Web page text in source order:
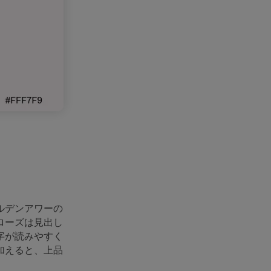
デンアワーの
ーズは見出し
読みやすく
えると、上品